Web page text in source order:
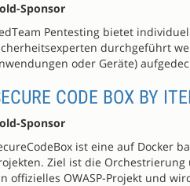
Sponsor
Pentesting bietet
durchgeführt
oder Geräte)
CODE BOX BY
Sponsor
ist eine auf Docker
Ziel ist die
offizielles OWASP-Projekt und